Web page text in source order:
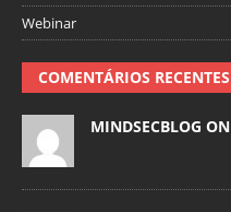
Webinar
COMENTÁRIOS RECENTES
MINDSECBLOG ON